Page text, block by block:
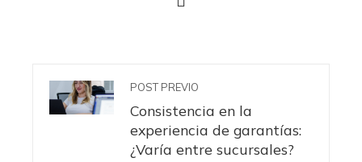
POST PREVIO
Consistencia en la
experiencia de garantías:
¿Varía entre sucursales?